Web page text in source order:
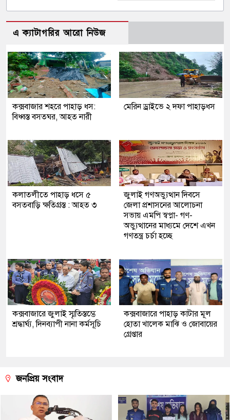
এ ক্যাটাগরির আরো নিউজ
কক্সবাজার শহরে পাহাড় ধস:
বিধ্বস্ত বসতঘর, আহত নারী
মেরিন ড্রাইভে ২ দফা পাহাড়ধস
কলাতলীতে পাহাড় ধসে ৫
বসতবাড়ি ক্ষতিগ্রস্ত : আহত ৩
জুলাই গণঅভ্যুত্থান দিবসে
জেলা প্রশাসনের আলোচনা
সভায় এমপি স্বপ্না- গণ-
অভ্যুত্থানের মাধ্যমে দেশে এখন
গণতন্ত্র চর্চা হচ্ছে
কক্সবাজারে জুলাই স্মৃতিস্তম্ভে
শ্রদ্ধার্ঘ্য, দিনব্যাপী নানা কর্মসূচি
‎কক্সবাজারে পাহাড় কাটার মূল
হোতা খালেক মাঝি ও জোবায়ের
গ্রেপ্তার
জনপ্রিয় সংবাদ